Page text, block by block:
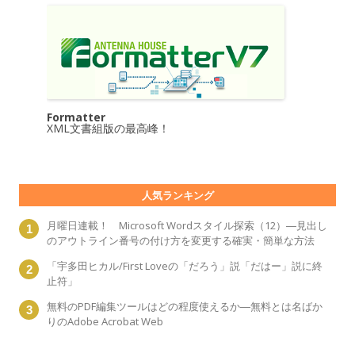
Formatter
XML文書組版の最高峰！
人気ランキング
月曜日連載！ Microsoft Wordスタイル探索（12）―見出し
のアウトライン番号の付け方を変更する確実・簡単な方法
「宇多田ヒカル/First Loveの「だろう」説「だはー」説に終
止符」
無料のPDF編集ツールはどの程度使えるか―無料とは名ばか
りのAdobe Acrobat Web